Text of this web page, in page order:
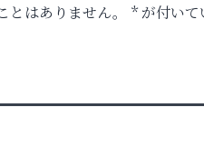
はありません。 *が付いて